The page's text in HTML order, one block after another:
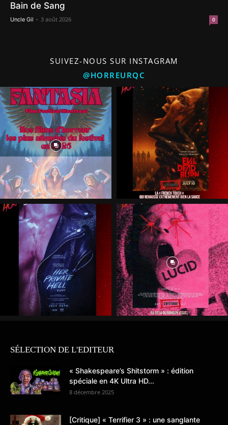
Bain de Sang
Uncle Gil - 3 août 2026 0
SUIVEZ-NOUS SUR INSTAGRAM
@HORREURQC
SÉLECTION DE L'EDITEUR
« Shakespeare’s Shitstorm » : édition
spéciale en 4K Ultra HD...
8 décembre 2025
[Critique] « Terrifier 3 » : une sanglante